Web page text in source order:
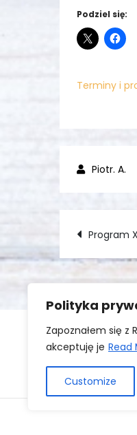
Polityka
Zapoznałem się z
akceptuję je Read
Customize
Podziel się:
Terminy i
Program
Zaloguj się